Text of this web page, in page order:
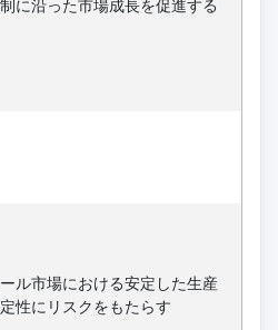
に沿った市場成長を促進する
ル市場における安定した生産
性にリスクをもたらす